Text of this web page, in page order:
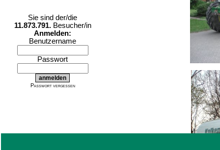
Sie sind der/die
11.873.791.Besucher/in
Anmelden:
Benutzername
Passwort
Passwort vergessen